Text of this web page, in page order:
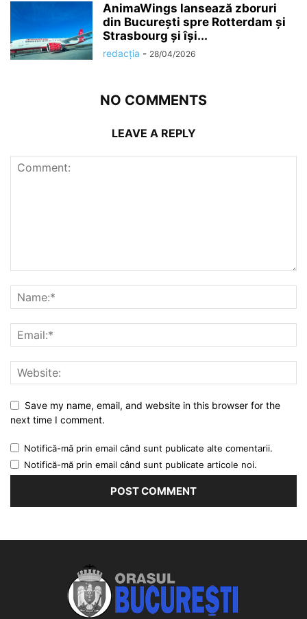
AnimaWings lansează zboruri
din București spre Rotterdam și
Strasbourg și își...
redacția - 28/04/2026
NO COMMENTS
LEAVE A REPLY
Save my name, email, and website in this browser for the
next time I comment.
Notifică-mă prin email când sunt publicate alte comentarii.
Notifică-mă prin email când sunt publicate articole noi.